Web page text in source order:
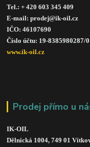
Tel.: + 420 603 345 409
E-mail: prodej@ik-oil.cz
IČO: 46107690
Číslo účtu: 19-8385980287/
www.ik-oil.cz
Prodej přímo u
IK-OIL
Dělnická 1004, 749 01